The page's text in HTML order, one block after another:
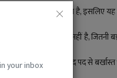
your inbox
पार्षद ने गलत किया है, इसलिए
इतना बड़ा अपराध नहीं है, जितनी
बड़ा अपराध है, पार्षद पद से